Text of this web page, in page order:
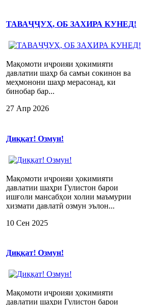
ТАВАҶҶУҲ, ОБ ЗАХИРА КУНЕД!
Мақомоти иҷроияи ҳокимияти
давлатии шаҳр ба самъи сокинон ва
меҳмонони шаҳр мерасонад, ки
бинобар бар...
27 Апр 2026
Диққат! Озмун!
Мақомоти иҷроияи ҳокимияти
давлатии шаҳри Гулистон барои
ишғоли мансабҳои холии маъмурии
хизмати давлатӣ озмун эълон...
10 Сен 2025
Диққат! Озмун!
Мақомоти иҷроияи ҳокимияти
давлатии шаҳри Гулистон барои